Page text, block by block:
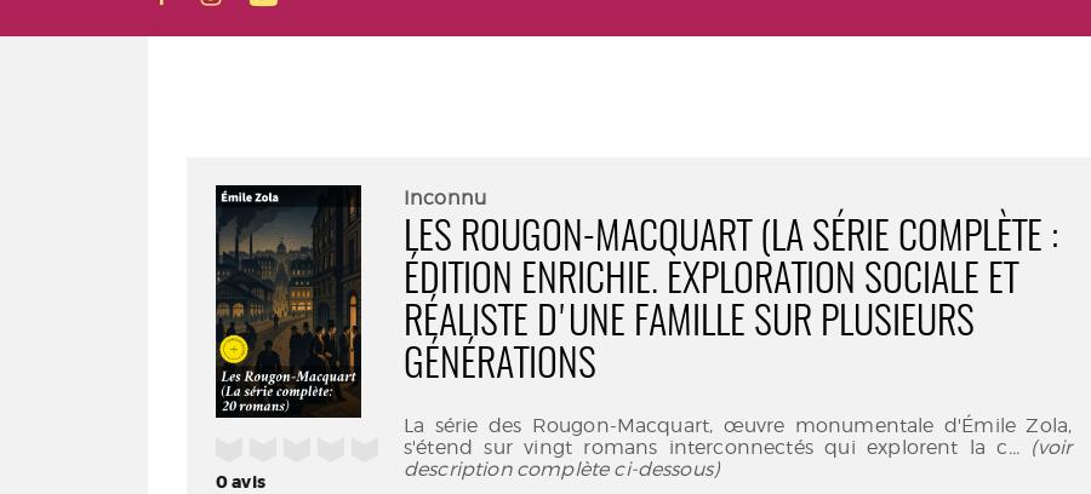
0avis
Inconnu
LES ROUGON-MACQUART (LA SÉRIE COMPLÈTE :
ÉDITION ENRICHIE. EXPLORATION SOCIALE ET
RÉALISTE D'UNE FAMILLE SUR PLUSIEURS
GÉNÉRATIONS
La série des Rougon-Macquart, œuvre monumentale d'Émile Zola,
s'étend sur vingt romans interconnectés qui explorent la c... (voir
description complète ci-dessous)